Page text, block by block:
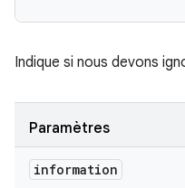
Indique si nous devons
Paramètres
information